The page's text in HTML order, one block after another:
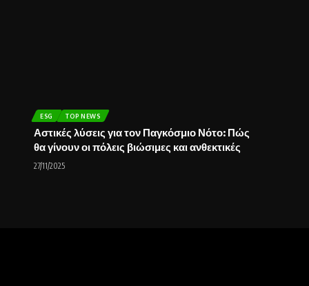
ESG TOP NEWS
Αστικές λύσεις για τον Παγκόσμιο Νότο: Πώς
θα γίνουν οι πόλεις βιώσιμες και ανθεκτικές
27/11/2025